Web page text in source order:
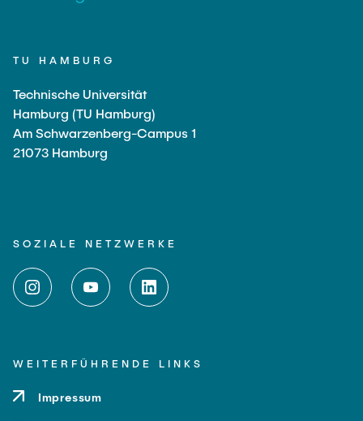
TU HAMBURG
Technische Universität
Hamburg (TU Hamburg)
Am Schwarzenberg-Campus 1
21073 Hamburg
SOZIALE NETZWERKE
WEITERFÜHRENDE LINKS
Impressum